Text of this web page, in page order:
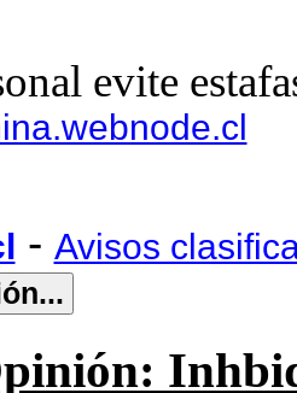
evite
- Avisos